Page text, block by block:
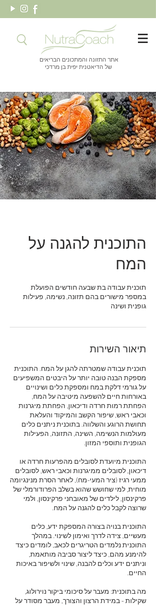
אתר התזונה והמתכונים הבריאים
של הדיאטנית יפית בן מרדכי
התוכנית להגנה על
המח
תוכנית עבודה בת שבעה חודשים הפועלת
במספר מישורים בהם תזונה, נשימה, פעילות
גופנית ושינה
תיאור השירות
תוכנית עבודה שמטרתה להגן על המח. התוכנית
מספקת הבנה טובה יותר על היבטים המשפיעים
על גורמי דלקת במח ומספקת כלים ושינויים
באורחות חיים להשפעה מיטיבה על המח,
הפחתת רמות חרדה ודיכאון, הפחתת מיגרנות
וכאבי ראש, שיפור הקשב והמיקוד והעלאת
תחושת הרוגע והשלווה. בתוכנית ניתנים כלים
מעולמות הנשימה, השינה, התזונה, הפעילות
התוכנית מיועדת לסובלים מהפרעות חרדה או
דיכאון, לסובלים ממיגרנות וכאבי ראש, לסובלים
ממעי רגיז (ציר המעי-מח), לאחר הסרת מנינגיומה
מוחית, למי שחושש שהוא בשלב הפרודורמלי של
פרקינסון, לילדים של מאובחני פרקינסון, ולמי
התוכנית בנויה בצורה המספקת ידע, כלים
מעשיים, צידה לדרך ואימון לשינוי. במהלך
התוכנית נלמדים הטריגרים לכאב, לומדים כיצד
להימנע מהם, כיצד ליצור סביבה מותאמת,
וניתנים ידע וכלים להבנה, שינוי ולשיפור באיכות
מה בתוכנית: מעבר על סיכומי ביקור נוירולוג,
שקילות - במידת הרצון והצורך, מעבר מסודר על